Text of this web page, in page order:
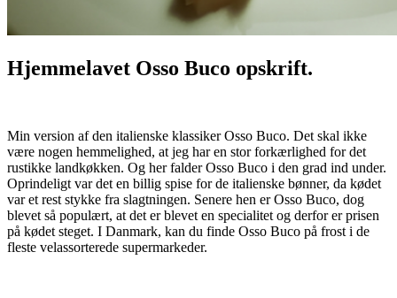
Hjemmelavet Osso Buco opskrift.
Min version af den italienske klassiker Osso Buco. Det skal ikke
være nogen hemmelighed, at jeg har en stor forkærlighed for det
rustikke landkøkken. Og her falder Osso Buco i den grad ind under.
Oprindeligt var det en billig spise for de italienske bønner, da kødet
var et rest stykke fra slagtningen. Senere hen er Osso Buco, dog
blevet så populært, at det er blevet en specialitet og derfor er prisen
på kødet steget. I Danmark, kan du finde Osso Buco på frost i de
fleste velassorterede supermarkeder.